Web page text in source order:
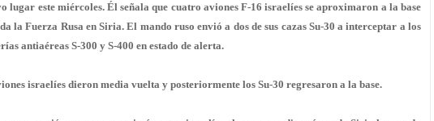
lugar este miércoles. Él señala que cuatro aviones F-16 israelíes se aproximaron a la base
la Fuerza Rusa en Siria. El mando ruso envió a dos de sus cazas Su-30 a interceptar a los
antiaéreas S-300 y S-400 en estado de alerta.
israelíes dieron media vuelta y posteriormente los Su-30 regresaron a la base.